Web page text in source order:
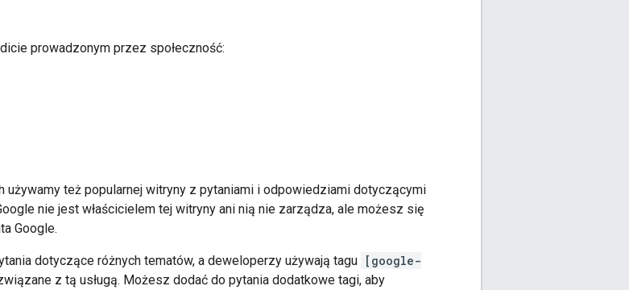
prowadzonym przez społeczność:
używamy też popularnej witryny z pytaniami i odpowiedziami dotyczącymi
nie jest właścicielem tej witryny ani nią nie zarządza, ale możesz się
Google.
dotyczące różnych tematów, a deweloperzy używają tagu [google-
z tą usługą. Możesz dodać do pytania dodatkowe tagi, aby